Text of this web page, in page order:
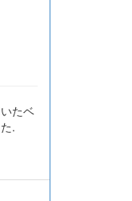
たベ
.